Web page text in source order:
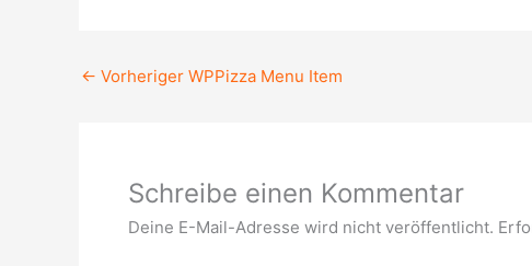
← Vorheriger WPPizza Menu Item
Schreibe einen Kommentar
Deine E-Mail-Adresse wird nicht veröffentlicht.